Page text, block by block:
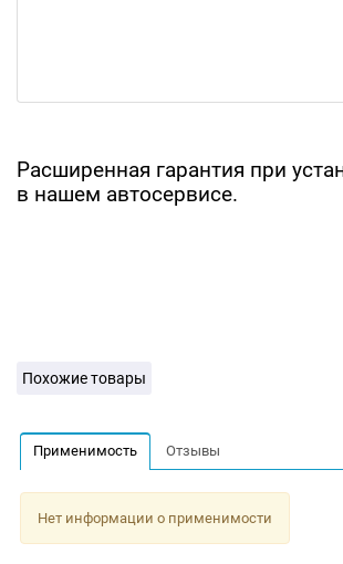
Расширенная гарантия при
в нашем автосервисе.
Похожие товары
Применимость Отзывы
Нет информации о применимости